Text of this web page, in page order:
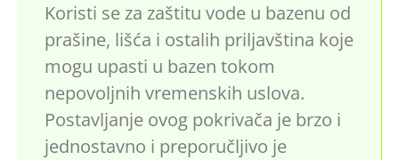
Koristi se za zaštitu vode u bazenu od
prašine, lišća i ostalih priljavština koje
mogu upasti u bazen tokom
nepovoljnih vremenskih uslova.
Postavljanje ovog pokrivača je brzo i
jednostavno i preporučljivo je